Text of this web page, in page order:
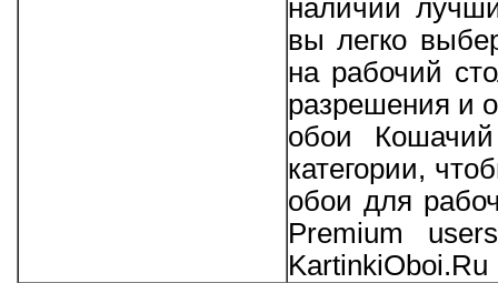
наличии
вы легко
на рабочий
разрешения и
обои
категории,
обои для
Premium
KartinkiOboi.Ru